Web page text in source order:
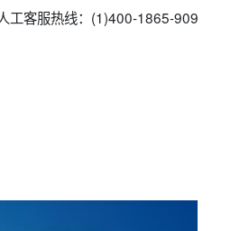
工客服热线：(1)400-1865-909